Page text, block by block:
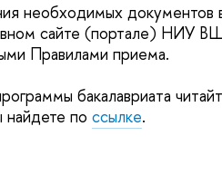
необходимых документов
сайте (портале) НИУ
Правилами приема.
бакалавриата
по ссылке.